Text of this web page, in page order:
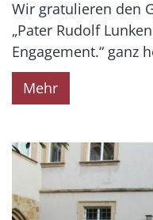
Wir gratulieren den
„Pater Rudolf
Engagement.“ ganz
Mehr